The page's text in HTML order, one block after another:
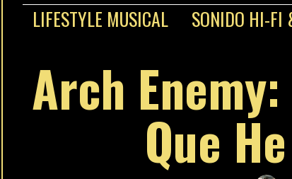
LIFESTYLE MUSICAL SONIDO HI-FI
Arch
Que